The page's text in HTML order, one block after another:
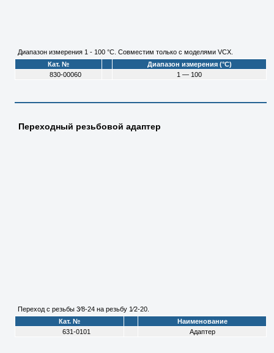
Диапазон измерения 1 - 100 °C. Совместим только с моделями VCX.
Кат. №
Диапазон измерения (°C)
830-00060
1 — 100
Переходный резьбовой адаптер
Переход с резьбы 3⁄8-24 на резьбу 1⁄2-20.
Кат. №
Наименование
631-0101
Адаптер